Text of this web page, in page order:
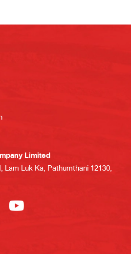
Limited
Lam Luk Ka, Pathumthani 12130,